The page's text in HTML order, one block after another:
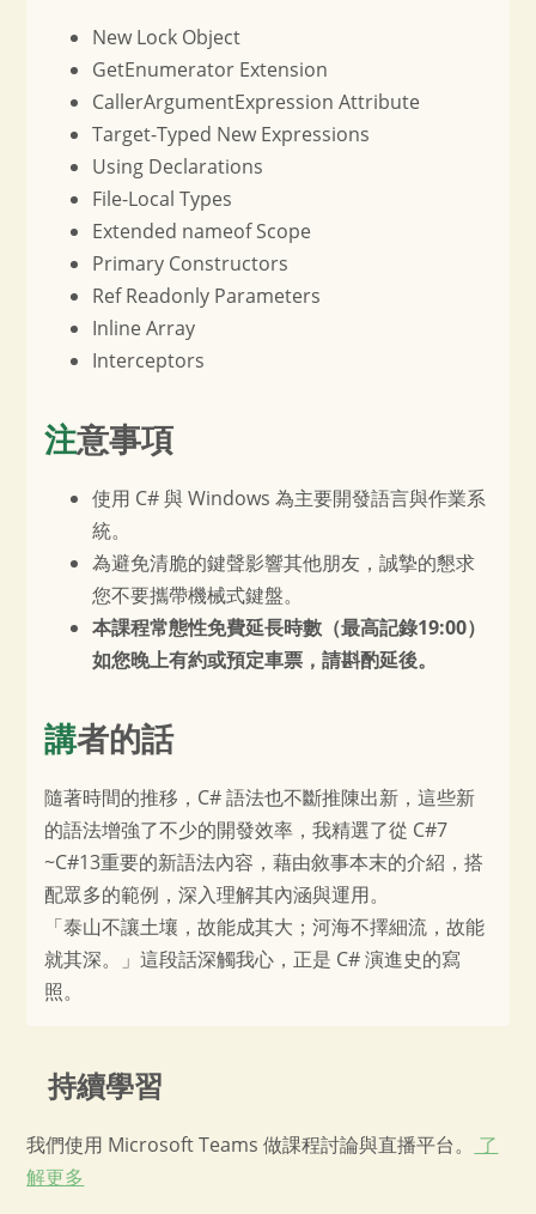
New Lock Object
GetEnumerator Extension
CallerArgumentExpression Attribute
Target-Typed New Expressions
Using Declarations
File-Local Types
Extended nameof Scope
Primary Constructors
Ref Readonly Parameters
Inline Array
Interceptors
注意事項
使用 C# 與 Windows 為主要開發語言與作業系
統。
為避免清脆的鍵聲影響其他朋友，誠摯的懇求
您不要攜帶機械式鍵盤。
本課程常態性免費延長時數（最高記錄19:00）
如您晚上有約或預定車票，請斟酌延後。
講者的話
隨著時間的推移，C# 語法也不斷推陳出新，這些新
的語法增強了不少的開發效率，我精選了從 C#7
~C#13重要的新語法內容，藉由敘事本末的介紹，搭
配眾多的範例，深入理解其內涵與運用。
「泰山不讓土壤，故能成其大；河海不擇細流，故能
就其深。」這段話深觸我心，正是 C# 演進史的寫
照。
持續學習
我們使用 Microsoft Teams 做課程討論與直播平台。
了
解更多